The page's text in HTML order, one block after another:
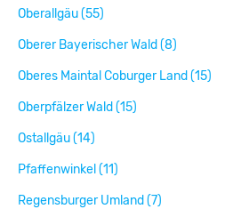
Oberallgäu (55)
Oberer Bayerischer Wald (8)
Oberes Maintal Coburger Land (15)
Oberpfälzer Wald (15)
Ostallgäu (14)
Pfaffenwinkel (11)
Regensburger Umland (7)